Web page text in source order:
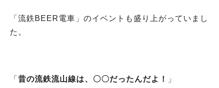
「流鉄BEER電車」のイベントも盛り上がっていまし
た。
「 昔の流鉄流山線は、〇〇だったんだよ！ 」